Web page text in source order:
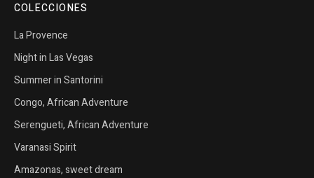
COLECCIONES
La Provence
Night in Las Vegas
Summer in Santorini
Congo, African Adventure
Serengueti, African Adventure
Varanasi Spirit
Amazonas, sweet dream